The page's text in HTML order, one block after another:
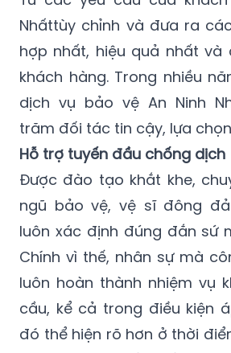
thuật, và dịch vụ phân tích
Từ các yêu cầu của khách
Nhấttùy chỉnh và đưa ra
hợp nhất, hiệu quả nhất và
khách hàng. Trong nhiều
dịch vụ bảo vệ An Ninh
trăm đối tác tin cậy, lựa
Hỗ trợ tuyến đầu chống dịch
Được đào tạo khắt khe,
ngũ bảo vệ, vệ sĩ đông
luôn xác định đúng đắn sứ
Chính vì thế, nhân sự mà
luôn hoàn thành nhiệm vụ